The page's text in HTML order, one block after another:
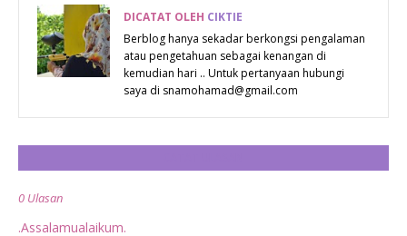
DICATAT OLEH CIKTIE
Berblog hanya sekadar berkongsi pengalaman
atau pengetahuan sebagai kenangan di
kemudian hari .. Untuk pertanyaan hubungi
saya di snamohamad@gmail.com
0 Ulasan
.Assalamualaikum.